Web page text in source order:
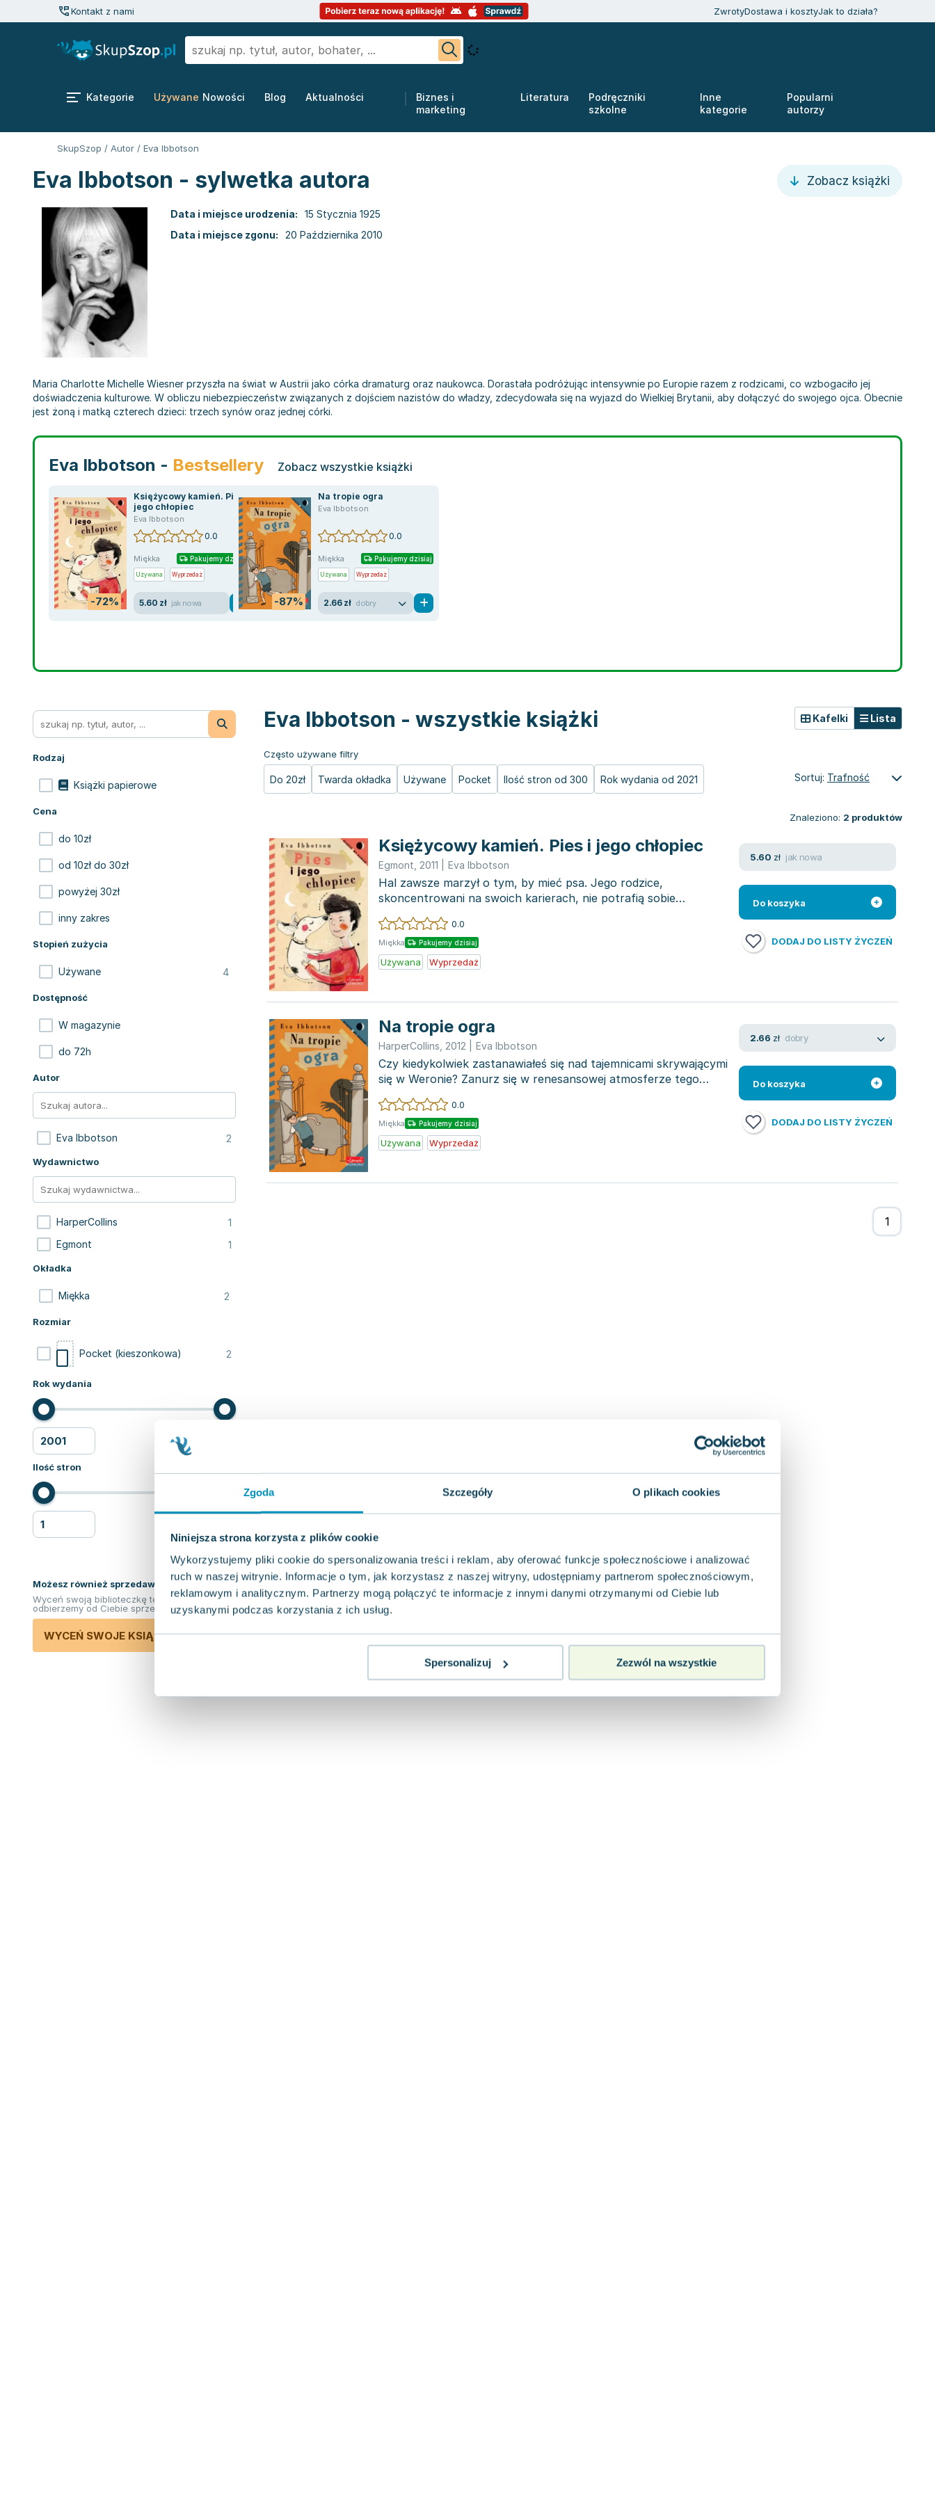
Zgoda Szczegóły O plikach cookies
Niniejsza strona korzysta z plików cookie
Wykorzystujemy pliki cookie do spersonalizowania treści i reklam, aby oferować funkcje społecznościowe i analizować
ruch w naszej witrynie. Informacje o tym, jak korzystasz z naszej witryny, udostępniamy partnerom społecznościowym,
reklamowym i analitycznym. Partnerzy mogą połączyć te informacje z innymi danymi otrzymanymi od Ciebie lub
uzyskanymi podczas korzystania z ich usług.
Spersonalizuj Zezwól na wszystkie
Kontakt z nami ZwrotyDostawa i kosztyJak to działa?
Kategorie Używane Nowości Blog Aktualności
Biznes i
marketing
Literatura
Podręczniki
szkolne
Inne
kategorie
Popularni
autorzy
SkupSzop / Autor / Eva Ibbotson
Eva Ibbotson - sylwetka autora Zobacz książki
Data i miejsce urodzenia:
15 Stycznia 1925
Data i miejsce zgonu:
20 Października 2010
Maria Charlotte Michelle Wiesner przyszła na świat w Austrii jako córka dramaturg oraz naukowca. Dorastała podróżując intensywnie po Europie razem z rodzicami, co wzbogaciło jej
doświadczenia kulturowe. W obliczu niebezpieczeństw związanych z dojściem nazistów do władzy, zdecydowała się na wyjazd do Wielkiej Brytanii, aby dołączyć do swojego ojca. Obecnie
jest żoną i matką czterech dzieci: trzech synów oraz jednej córki.
Eva Ibbotson - Bestsellery Zobacz wszystkie książki
-72%
Księżycowy kamień. Pies i
jego chłopiec
Eva Ibbotson
0.0
Miękka Pakujemy dzisiaj
Używana Wyprzedaż
5.60 zł jak nowa -87%
Na tropie ogra
Eva Ibbotson
0.0
Miękka Pakujemy dzisiaj
Używana Wyprzedaż
2.66 zł dobry
Rodzaj
Książki papierowe
Cena
do 10zł
od 10zł do 30zł
powyżej 30zł
inny zakres
Stopień zużycia
Używane 4
Dostępność
W magazynie
do 72h
Autor
Eva Ibbotson 2
Wydawnictwo
HarperCollins 1
Egmont 1
Okładka
Miękka 2
Rozmiar
Pocket (kieszonkowa) 2
Rok wydania
Ilość stron
Możesz również sprzedawać ksiązki!
Wyceń swoją biblioteczkę teraz. Odkupimy i
odbierzemy od Ciebie sprzedane książki.
WYCEŃ SWOJE KSIĄŻKI
Eva Ibbotson - wszystkie książki
Często używane filtry
Do 20zł Twarda okładka Używane Pocket Ilość stron od 300 Rok wydania od 2021
Kafelki Lista
Sortuj: Trafność
Znaleziono: 2 produktów
Księżycowy kamień. Pies i jego chłopiec
Egmont 2011 Eva Ibbotson
Hal zawsze marzył o tym, by mieć psa. Jego rodzice,
skoncentrowani na swoich karierach, nie potrafią sobie
wyobrazić, jakby można...
0.0
Miękka Pakujemy dzisiaj
Używana Wyprzedaż
5.60 zł jak nowa
Do koszyka
DODAJ DO LISTY ŻYCZEŃ
Na tropie ogra
HarperCollins 2012 Eva Ibbotson
Czy kiedykolwiek zastanawiałeś się nad tajemnicami skrywającymi
się w Weronie? Zanurz się w renesansowej atmosferze tego
miasta dz...
0.0
Miękka Pakujemy dzisiaj
Używana Wyprzedaż
2.66 zł dobry
Do koszyka
DODAJ DO LISTY ŻYCZEŃ